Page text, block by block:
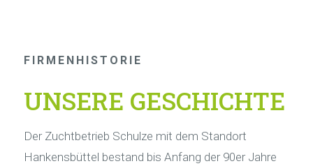
FIRMENHISTORIE
UNSERE GESCHICHTE
Der Zuchtbetrieb Schulze mit dem Standort
Hankensbüttel bestand bis Anfang der 90er Jahre